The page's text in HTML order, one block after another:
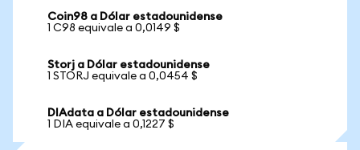
Coin98 a Dólar estadounidense
1 C98 equivale a 0,0149 $
Storj a Dólar estadounidense
1 STORJ equivale a 0,0454 $
DIAdata a Dólar estadounidense
1 DIA equivale a 0,1227 $